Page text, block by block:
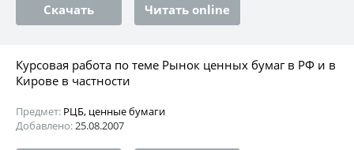
Скачать Читать online
Курсовая работа по теме Рынок ценных бумаг в РФ и в
Кирове в частности
Предмет: РЦБ, ценные бумаги
Добавлено:25.08.2007